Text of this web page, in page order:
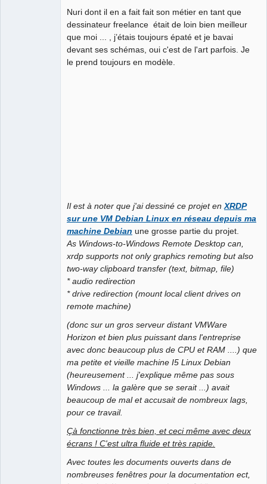
Nuri dont il en a fait fait son métier en tant que
dessinateur freelance était de loin bien meilleur
que moi ... , j’étais toujours épaté et je bavai
devant ses schémas, oui c'est de l'art parfois. Je
le prend toujours en modèle.
Il est à noter que j'ai dessiné ce projet enXRDP
sur une VM Debian Linux en réseau depuis ma
machine Debian une grosse partie du projet.
As Windows-to-Windows Remote Desktop can,
xrdp supports not only graphics remoting but also
two-way clipboard transfer (text, bitmap, file)
* audio redirection
* drive redirection (mount local client drives on
remote machine)
(donc sur un gros serveur distant VMWare
Horizon et bien plus puissant dans l'entreprise
avec donc beaucoup plus de CPU et RAM ....) que
ma petite et vieille machine I5 Linux Debian
(heureusement ... j'explique même pas sous
Windows ... la galère que se serait ...) avait
beaucoup de mal et accusait de nombreux lags,
pour ce travail.
Çà fonctionne très bien, et ceci même avec deux
écrans ! C'est ultra fluide et très rapide.
Avec toutes les documents ouverts dans de
nombreuses fenêtres pour la documentation ect,